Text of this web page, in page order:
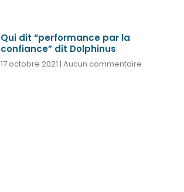
Qui dit “performance par la
confiance” dit Dolphinus
17 octobre 2021 Aucun commentaire